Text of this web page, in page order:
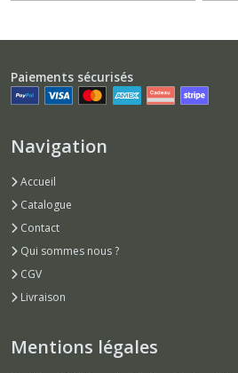
Paiements sécurisés
Navigation
Accueil
Catalogue
Contact
Qui sommes nous ?
CGV
Livraison
Mentions légales